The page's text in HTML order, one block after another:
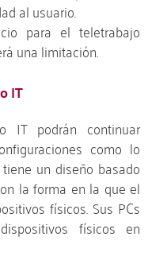
al usuario.
para el teletrabajo
una limitación.
IT
IT podrán continuar
como lo
un diseño basado
la forma en la que el
físicos. Sus PCs
físicos en